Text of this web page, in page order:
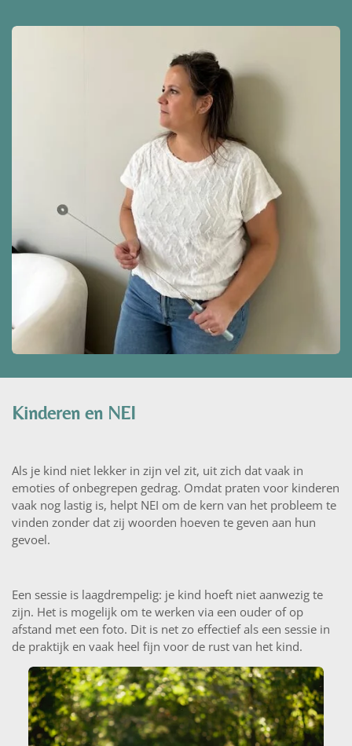
Kinderen en NEI
Als je kind niet lekker in zijn vel zit, uit zich dat vaak in
emoties of onbegrepen gedrag. Omdat praten voor kinderen
vaak nog lastig is, helpt NEI om de kern van het probleem te
vinden zonder dat zij woorden hoeven te geven aan hun
gevoel.
Een sessie is laagdrempelig: je kind hoeft niet aanwezig te
zijn. Het is mogelijk om te werken via een ouder of op
afstand met een foto. Dit is net zo effectief als een sessie in
de praktijk en vaak heel fijn voor de rust van het kind.